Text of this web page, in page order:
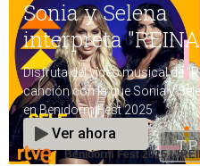
Benidorm Fest 2025 |